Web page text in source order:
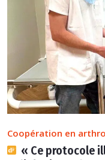
Coopération en
« Ce protocole